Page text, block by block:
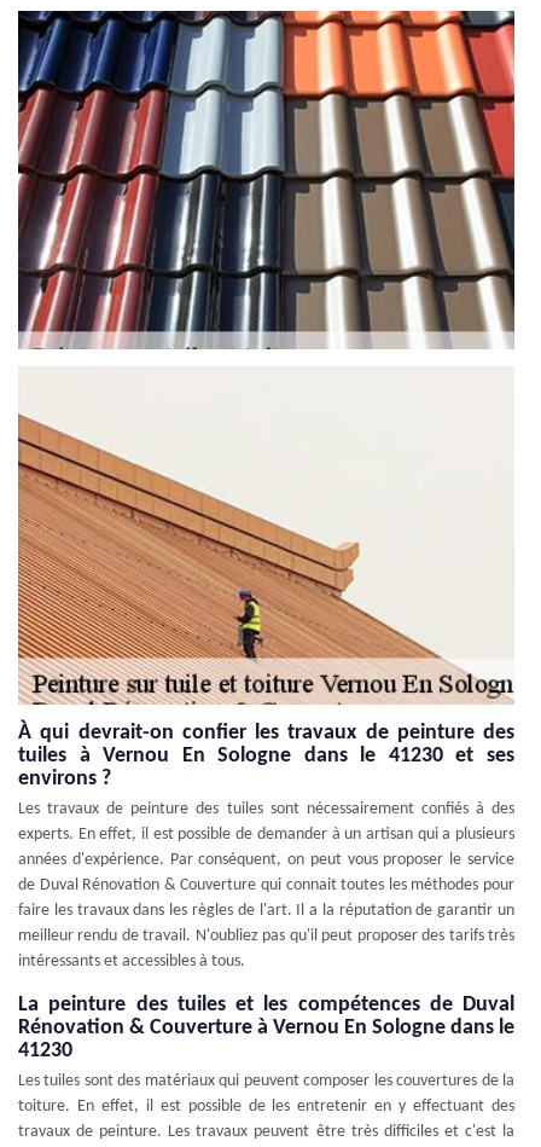
À qui devrait-on confier les travaux de peinture des
tuiles à Vernou En Sologne dans le 41230 et ses
environs ?
Les travaux de peinture des tuiles sont nécessairement confiés à des
experts. En effet, il est possible de demander à un artisan qui a plusieurs
années d'expérience. Par conséquent, on peut vous proposer le service
de Duval Rénovation & Couverture qui connait toutes les méthodes pour
faire les travaux dans les règles de l'art. Il a la réputation de garantir un
meilleur rendu de travail. N'oubliez pas qu'il peut proposer des tarifs très
intéressants et accessibles à tous.
La peinture des tuiles et les compétences de Duval
Rénovation & Couverture à Vernou En Sologne dans le
41230
Les tuiles sont des matériaux qui peuvent composer les couvertures de la
toiture. En effet, il est possible de les entretenir en y effectuant des
travaux de peinture. Les travaux peuvent être très difficiles et c'est la